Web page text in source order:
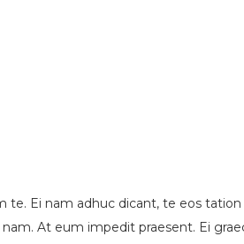
te. Ei nam adhuc dicant, te eos
At eum impedit praesent. Ei